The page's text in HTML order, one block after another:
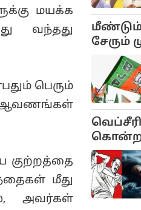
மயக்க
வந்தது
பெரும்
ஆவணங்கள்
குற்றத்தை
மீது
அவர்கள்
மீண்டும்
சேரும்
கொன்ற
நாளில்